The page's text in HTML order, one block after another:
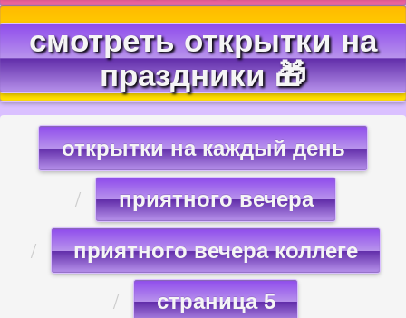
смотреть открытки на
праздники 🎁
открытки на каждый день
приятного вечера
приятного вечера коллеге
страница 5